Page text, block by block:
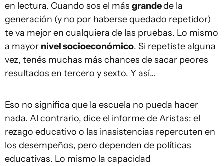
en lectura. Cuando sos el más grandede la
generación (y no por haberse quedado repetidor)
te va mejor en cualquiera de las pruebas. Lo mismo
a mayor nivel socioeconómico. Si repetiste alguna
vez, tenés muchas más chances de sacar peores
resultados en tercero y sexto. Y así…
Eso no significa que la escuela no pueda hacer
nada. Al contrario, dice el informe de Aristas: el
rezago educativo o las inasistencias repercuten en
los desempeños, pero dependen de políticas
educativas. Lo mismo la capacidad